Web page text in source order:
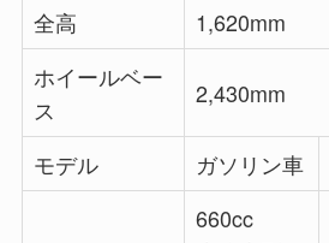
全高
1,620mm
ホイールベー
ス
2,430mm
モデル ガソリン車
660cc